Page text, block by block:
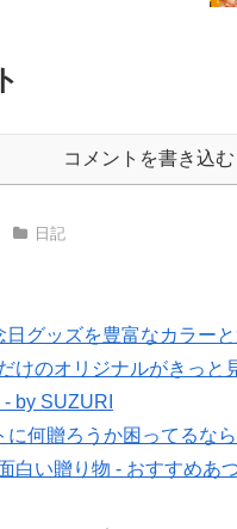
コメントを書き込む
日記
グッズを豊富なカラーと
けのオリジナルがきっと
by SUZURI
に何贈ろうか困ってるなら
白い贈り物 - おすすめあつ